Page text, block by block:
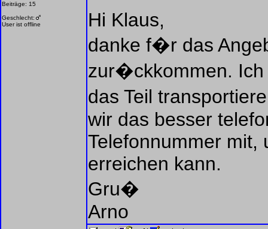
Beiträge: 15
Geschlecht:
User ist offline
Hi Klaus,
danke f�r das
zur�ckkommen.
das Teil
wir das besser
Telefonnummer mit,
erreichen kann.
Gru�
Arno